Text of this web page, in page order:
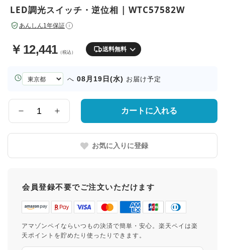
LED調光スイッチ・逆位相 | WTC57582W
あんしん1年保証 i
￥ 12,441（税込） 送料無料
お
届
県
へ 08月19日(水) お届け予定
量
カートに入れる
お気に入りに登録
会員登録不要でご注文いただけます
アマゾンペイならいつもの決済で簡単・安心。楽天ペイは楽
天ポイントを貯めたり使ったりできます。